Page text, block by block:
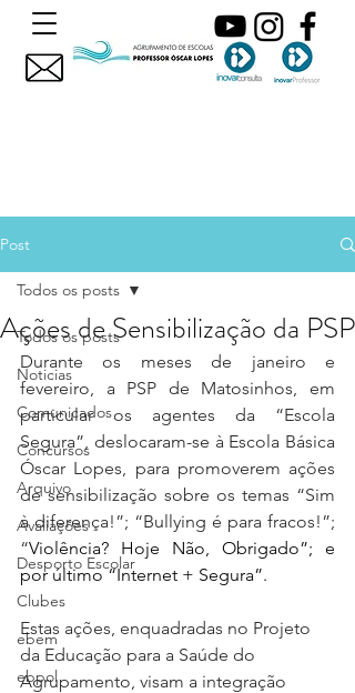
Post
Todos os posts
Noticias
Comunicados
Concursos
Arquivo
Avaliações
Desporto Escolar
Clubes
ebem
ebpol
Todos os posts
Ações de Sensibilização da PSP
Durante os meses de janeiro e
fevereiro, a PSP de Matosinhos, em
particular os agentes da “Escola
Segura”, deslocaram-se à Escola Básica
Óscar Lopes, para promoverem ações
de sensibilização sobre os temas “Sim
à diferença!”; “Bullying é para fracos!”;
“Violência? Hoje Não, Obrigado”; e
por último “Internet + Segura”.
Estas ações, enquadradas no Projeto
da Educação para a Saúde do
Agrupamento, visam a integração